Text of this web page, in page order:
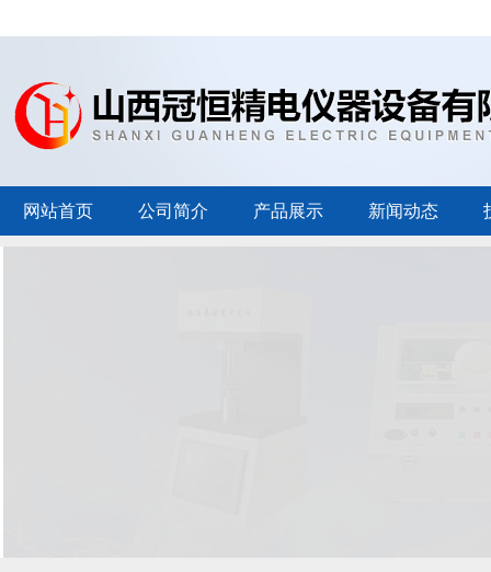
网站首页 公司简介 产品展示 新闻动态